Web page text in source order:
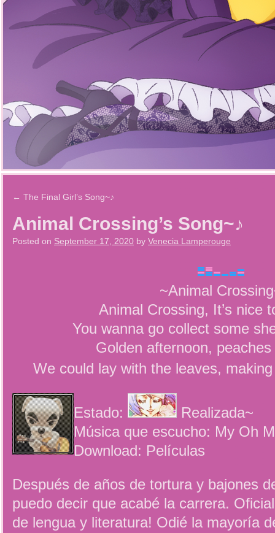
← The Final Girl’s Song~♪
Animal Crossing’s Song~♪
Posted on September 17, 2020 by Venecia Lamperouge
~Animal
Animal Crossing, It’s nice
You wanna go collect some
Golden afternoon,
We could lay with the leaves,
Estado:
Realizada~
Música que escucho: My Oh
Download: Películas
Después de años de tortura y bajones
puedo decir que acabé la carrera.
de lengua y literatura! Odié la mayoría